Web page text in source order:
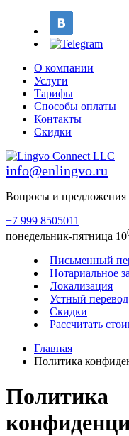
О компании
Услуги
Тарифы
Способы оплаты
Контакты
Скидки
info@enlingvo.ru
Вопросы и предложения
+7 999 8505011
понедельник-пятница 10
Письменный
Нотариальное
Локализация
Устный перевод
Скидки
Рассчитать
Главная
Политика
Политика